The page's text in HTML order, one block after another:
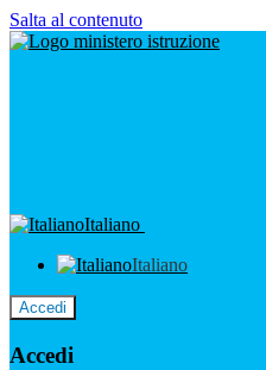
Salta al contenuto
Italiano
Italiano
Accedi
Accedi